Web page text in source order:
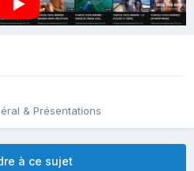
& Présentations
à ce sujet